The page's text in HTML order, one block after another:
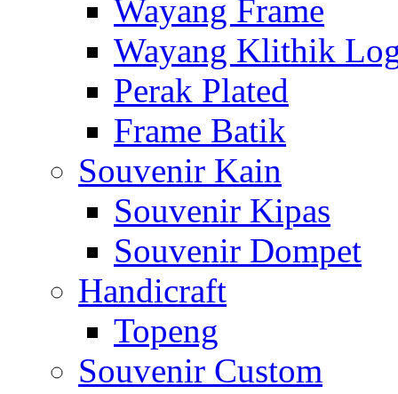
Wayang Frame
Wayang Klithik
Perak Plated
Frame Batik
Souvenir Kain
Souvenir Kipas
Souvenir Dompet
Handicraft
Topeng
Souvenir Custom